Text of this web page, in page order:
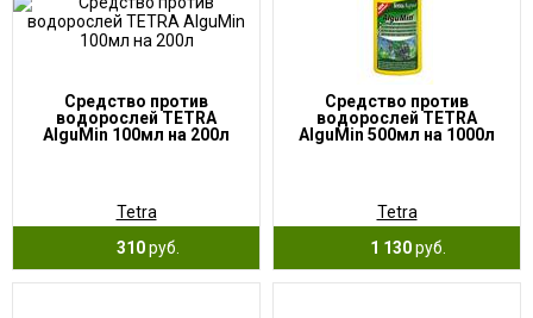
Средство против
водорослей TETRA
AlguMin 100мл на 200л
Tetra
310руб.
Средство против
водорослей TETRA
AlguMin 500мл на 1000л
Tetra
1 130руб.